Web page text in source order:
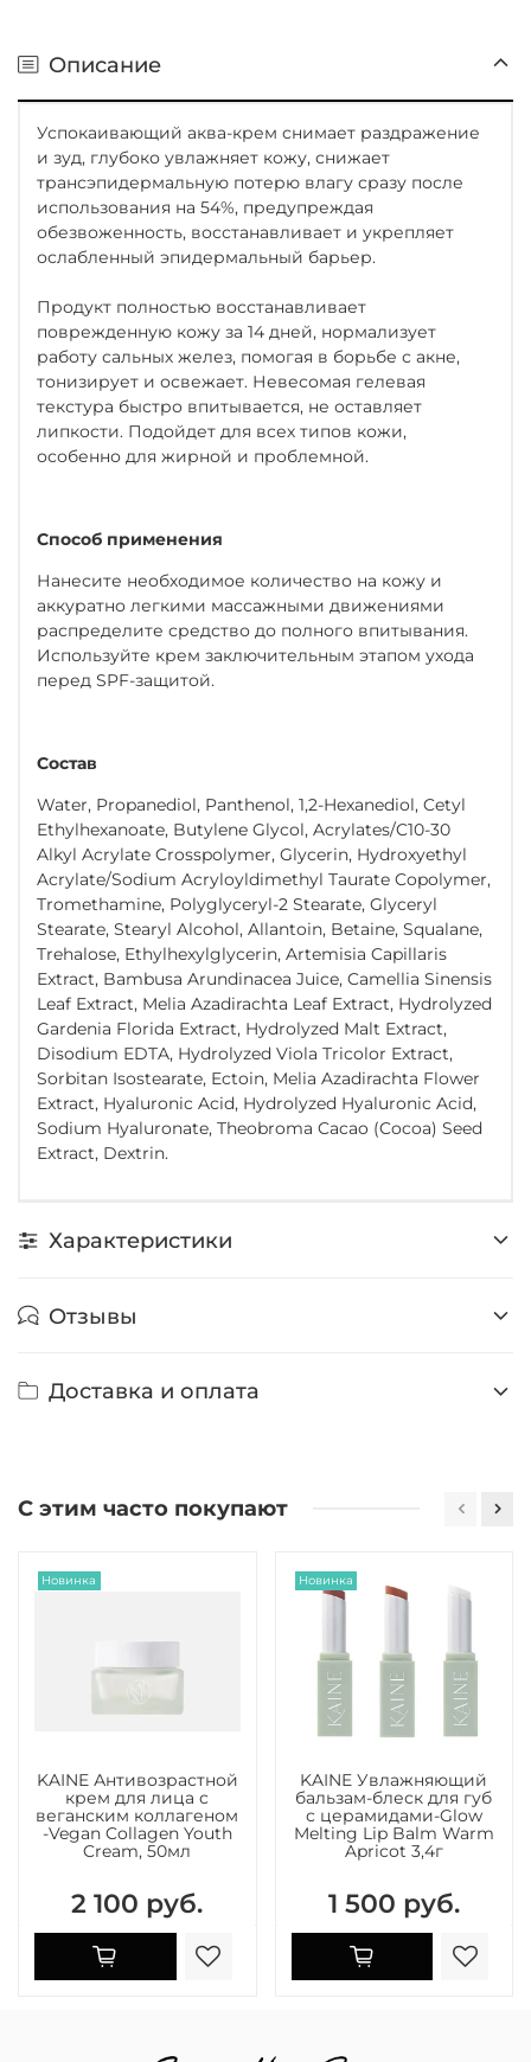
Описание
Успокаивающий аква-крем снимает раздражение
и зуд, глубоко увлажняет кожу, снижает
трансэпидермальную потерю влагу сразу после
использования на 54%, предупреждая
обезвоженность, восстанавливает и укрепляет
ослабленный эпидермальный барьер.
Продукт полностью восстанавливает
поврежденную кожу за 14 дней, нормализует
работу сальных желез, помогая в борьбе с акне,
тонизирует и освежает. Невесомая гелевая
текстура быстро впитывается, не оставляет
липкости. Подойдет для всех типов кожи,
особенно для жирной и проблемной.
Способ применения
Нанесите необходимое количество на кожу и
аккуратно легкими массажными движениями
распределите средство до полного впитывания.
Используйте крем заключительным этапом ухода
перед SPF-защитой.
Состав
Water, Propanediol, Panthenol, 1,2-Hexanediol, Cetyl
Ethylhexanoate, Butylene Glycol, Acrylates/C10-30
Alkyl Acrylate Crosspolymer, Glycerin, Hydroxyethyl
Acrylate/Sodium Acryloyldimethyl Taurate Copolymer,
Tromethamine, Polyglyceryl-2 Stearate, Glyceryl
Stearate, Stearyl Alcohol, Allantoin, Betaine, Squalane,
Trehalose, Ethylhexylglycerin, Artemisia Capillaris
Extract, Bambusa Arundinacea Juice, Camellia Sinensis
Leaf Extract, Melia Azadirachta Leaf Extract, Hydrolyzed
Gardenia Florida Extract, Hydrolyzed Malt Extract,
Disodium EDTA, Hydrolyzed Viola Tricolor Extract,
Sorbitan Isostearate, Ectoin, Melia Azadirachta Flower
Extract, Hyaluronic Acid, Hydrolyzed Hyaluronic Acid,
Sodium Hyaluronate, Theobroma Cacao (Cocoa) Seed
Extract, Dextrin.
Характеристики
Отзывы
Доставка и оплата
С этим часто покупают
Новинка
KAINE Антивозрастной
крем для лица с
веганским коллагеном
-Vegan Collagen Youth
Cream, 50мл
2 100 руб.
Новинка
KAINE Увлажняющий
бальзам-блеск для губ
с церамидами-Glow
Melting Lip Balm Warm
Apricot 3,4г
1 500 руб.